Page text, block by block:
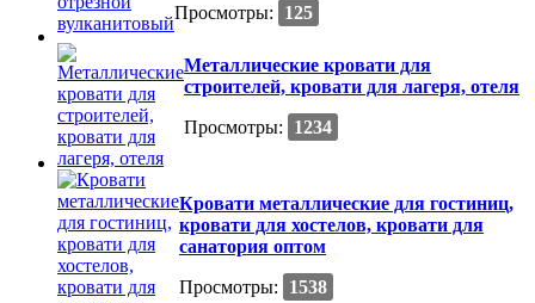
Просмотры:
125
Металлические кровати для
строителей, кровати для лагеря, отеля
Просмотры:
1234
Кровати металлические для гостиниц,
кровати для хостелов, кровати для
санатория оптом
Просмотры:
1538